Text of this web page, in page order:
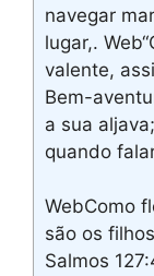
navegar
lugar,.
valente,
Bem-
a sua
quando
WebComo
são os
Salmos